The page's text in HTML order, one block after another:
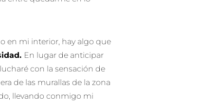
en mi interior, hay algo que
En lugar de anticipar
con la sensación de
de las murallas de la zona
llevando conmigo mi